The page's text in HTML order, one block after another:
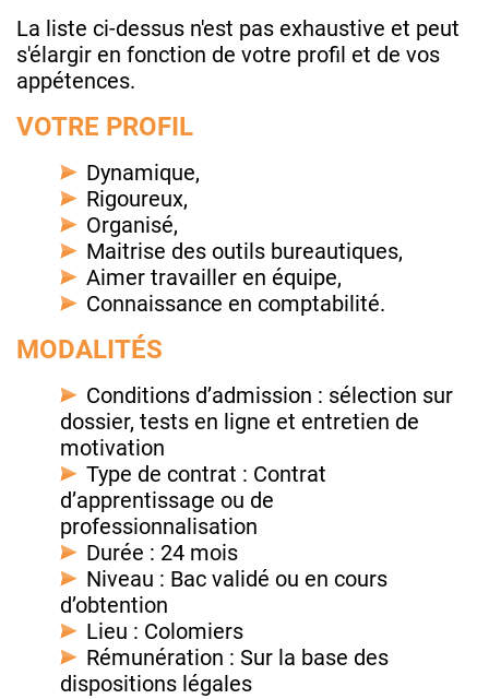
La liste ci-dessus n'est pas exhaustive et peut
s'élargir en fonction de votre profil et de vos
appétences.
VOTRE PROFIL
Dynamique,
Rigoureux,
Organisé,
Maitrise des outils bureautiques,
Aimer travailler en équipe,
Connaissance en comptabilité.
MODALITÉS
Conditions d’admission : sélection sur
dossier, tests en ligne et entretien de
motivation
Type de contrat : Contrat
d’apprentissage ou de
professionnalisation
Durée : 24 mois
Niveau : Bac validé ou en cours
d’obtention
Lieu : Colomiers
Rémunération : Sur la base des
dispositions légales